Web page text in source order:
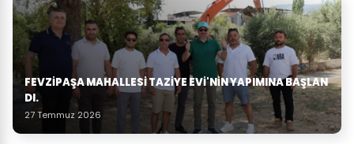
FEVZIPAŞA MAHALLESI TAZIYE EVI'NIN YAPIMINA BAŞLAN
DI.
27 Temmuz 2026